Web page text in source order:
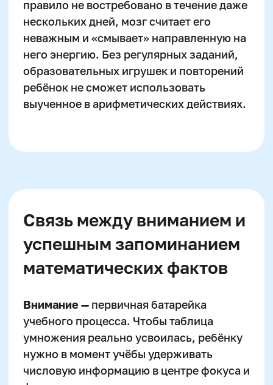
запоминанием подтверждена
психологическими исследованиями.
института развития ребёнка (NIHD, США),
82% детей с высоким уровнем
устойчивого внимания к 10 годам
показывают стабильную память
математических фактов. Это означает:
прокачка внимания — ключ к прочной
Формирует длинную
Развивает фотографическую
память
Тренирует мозг через
визуализацию
Роль ментальной
арифметики в развитии
быстрого счёта и памяти